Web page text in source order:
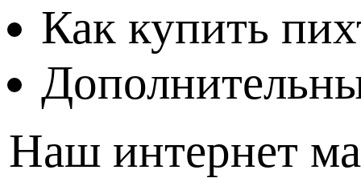
Как купить
Наш интернет